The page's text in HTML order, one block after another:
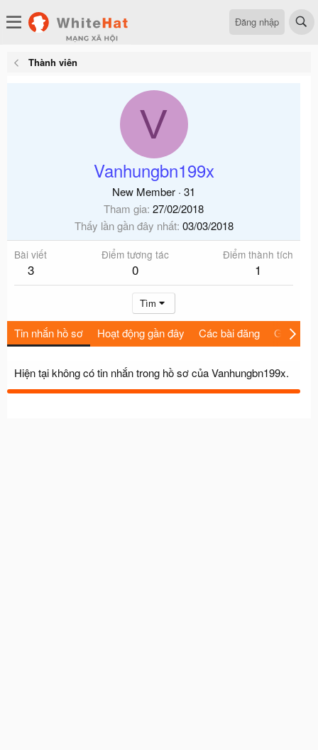
Đăng nhập
Thành viên
V
Vanhungbn199x
New Member · 31
Tham gia 27/02/2018
Thấy lần gần đây nhất 03/03/2018
Bài viết
3
Điểm tương tác
0
Điểm thành tích
1
Tìm
Tin nhắn hồ sơ Hoạt động gần đây Các bài đăng Giới thiệu
Hiện tại không có tin nhắn trong hồ sơ của Vanhungbn199x.